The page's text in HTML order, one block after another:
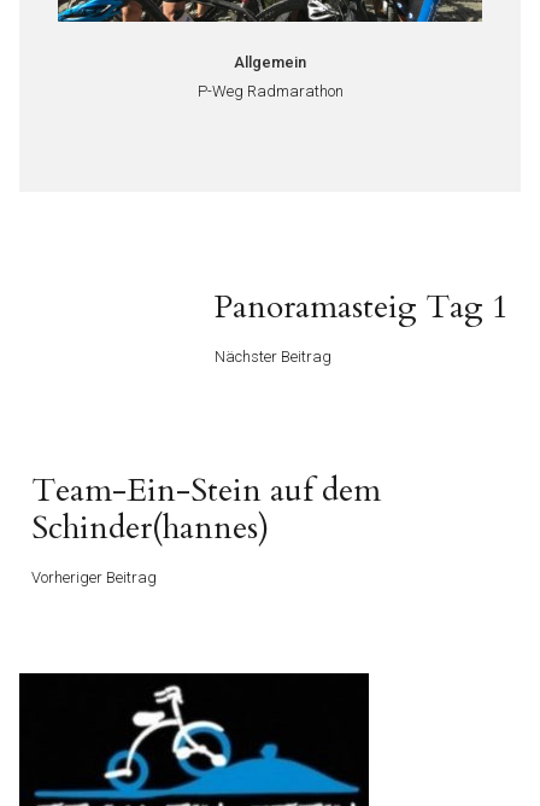
Allgemein
P-Weg Radmarathon
Nächster
Beitrag
Panoramasteig Tag 1
Nächster Beitrag
Vorheriger
Beitrag
Team-Ein-Stein auf dem
Schinder(hannes)
Vorheriger Beitrag